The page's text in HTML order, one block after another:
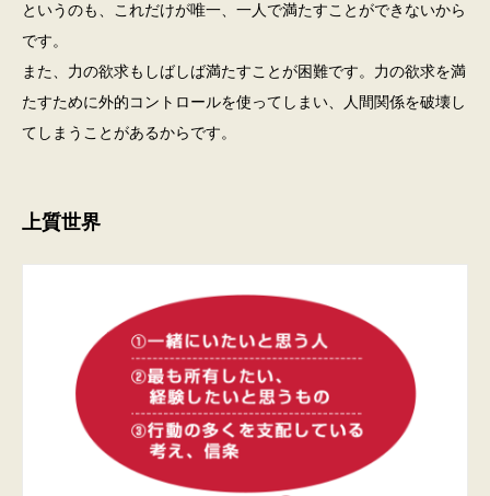
というのも、これだけが唯一、一人で満たすことができないから
です。
また、力の欲求もしばしば満たすことが困難です。力の欲求を満
たすために外的コントロールを使ってしまい、人間関係を破壊し
てしまうことがあるからです。
上質世界